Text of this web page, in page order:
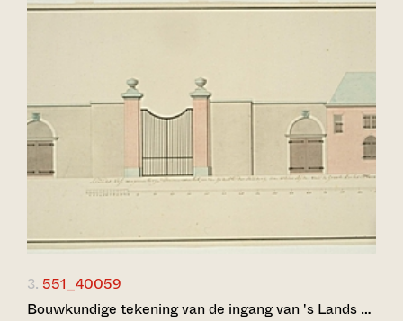
3. 551_40059
Bouwkundige tekening van de ingang van 's Lands …